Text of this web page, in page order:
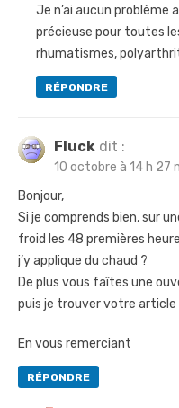
Je n’ai aucun problème
précieuse pour toutes
rhumatismes,
RÉPONDRE
Fluck dit :
10 octobre à 14 h 27
Bonjour,
Si je comprends bien, sur
froid les 48 premières
j’y applique du chaud ?
De plus vous faîtes une
puis je trouver votre article
En vous remerciant
RÉPONDRE